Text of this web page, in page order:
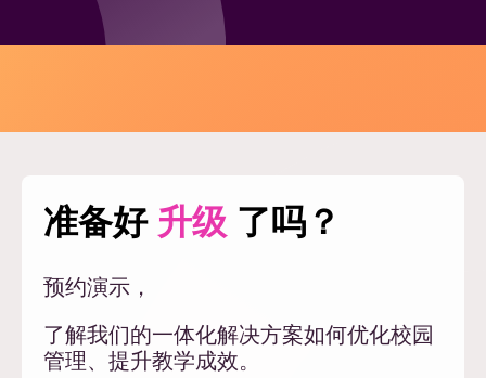
准备好升级了吗？
预约演示，
了解我们的一体化解决方案如何优化校园
管理、提升教学成效。